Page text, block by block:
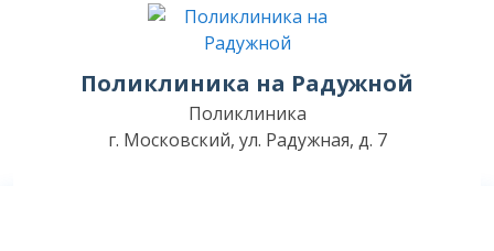
Поликлиника на Радужной
Поликлиника
г. Московский, ул. Радужная, д. 7